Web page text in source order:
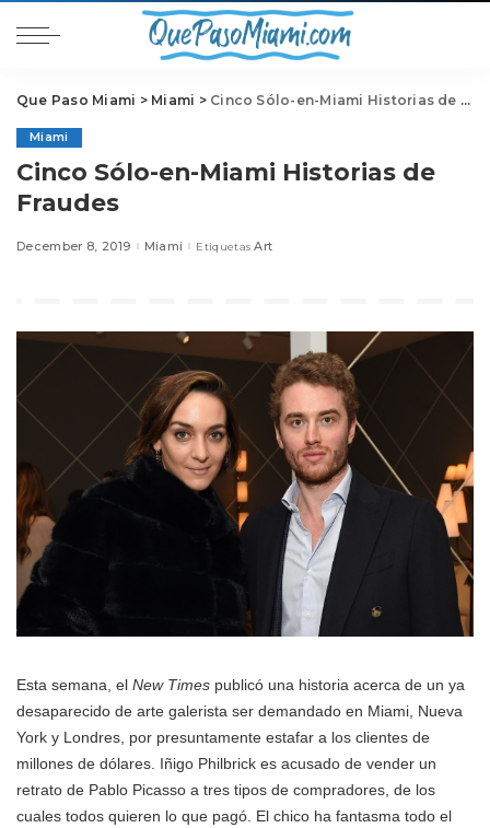
Que Paso Miami > Miami > Cinco Sólo-en-Miami Historias de Fraudes
Miami
Cinco Sólo-en-Miami Historias de
Fraudes
December 8, 2019 Miami Etiquetas Art
Esta semana, el New Times publicó una historia acerca de un ya
desaparecido de arte galerista ser demandado en Miami, Nueva
York y Londres, por presuntamente estafar a los clientes de
millones de dólares. Iñigo Philbrick es acusado de vender un
retrato de Pablo Picasso a tres tipos de compradores, de los
cuales todos quieren lo que pagó. El chico ha fantasma todo el